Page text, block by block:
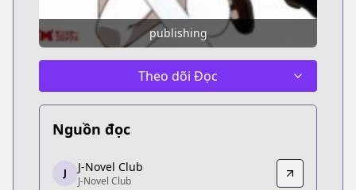
publishing
Theo dõi Đọc
Nguồn đọc
J-Novel Club
J-Novel Club
J J-Novel Club
J-Novel Club